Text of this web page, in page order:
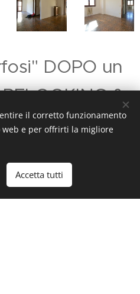
DOPO un
&
il corretto funzionamento
e per offrirti la migliore
Accetta tutti